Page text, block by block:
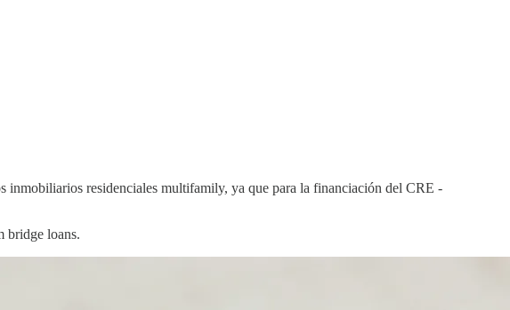
inmobiliarios residenciales multifamily, ya que para la financiación del CRE -
bridge loans.